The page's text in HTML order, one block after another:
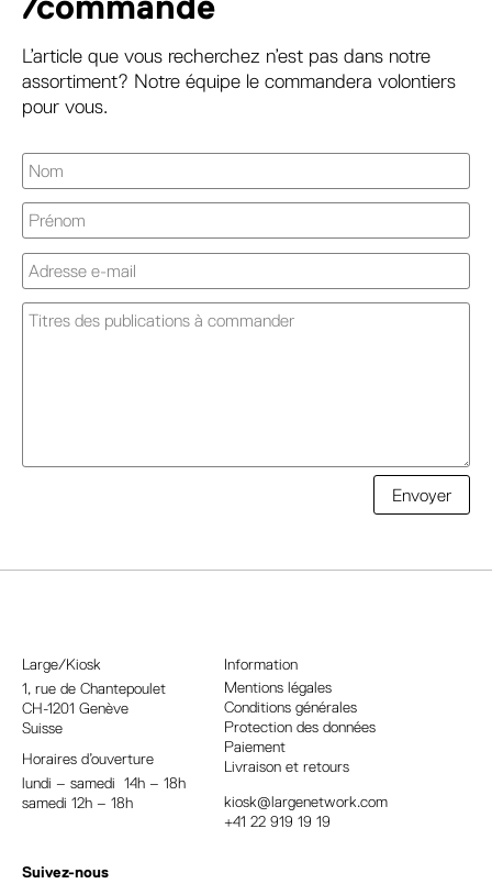
L’article que vous recherchez n’est pas dans notre
assortiment? Notre équipe le commandera volontiers
pour vous.
Envoyer
e
Large/Kiosk
1, rue de Chantepoulet
CH-1201 Genève
Suisse
Horaires d’ouverture
lundi – samedi 14h – 18h
samedi 12h – 18h
Information
Mentions légales
Conditions générales
Protection des données
Paiement
Livraison et retours
kiosk@largenetwork.com
+41 22 919 19 19
Suivez-nous